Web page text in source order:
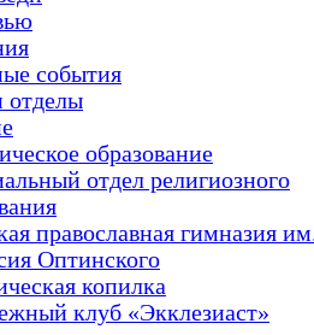
события
отделы
образование
отдел религиозного
православная гимназия
Оптинского
копилка
клуб «Экклезиаст»